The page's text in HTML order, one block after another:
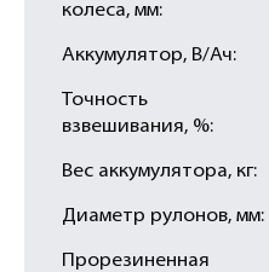
колеса, мм:
Аккумулятор, В/Ач:
Точность
взвешивания, %:
Вес аккумулятора, кг:
Диаметр рулонов, мм:
Прорезиненная